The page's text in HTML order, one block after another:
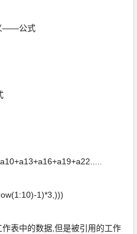
公式
1)*3,)))
表中的数据,但是被引用的工作